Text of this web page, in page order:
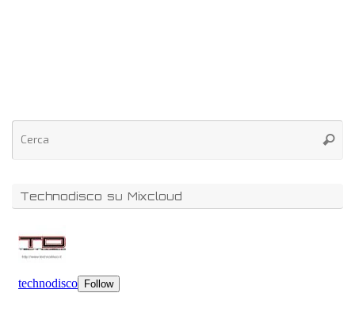
Technodisco su Mixcloud